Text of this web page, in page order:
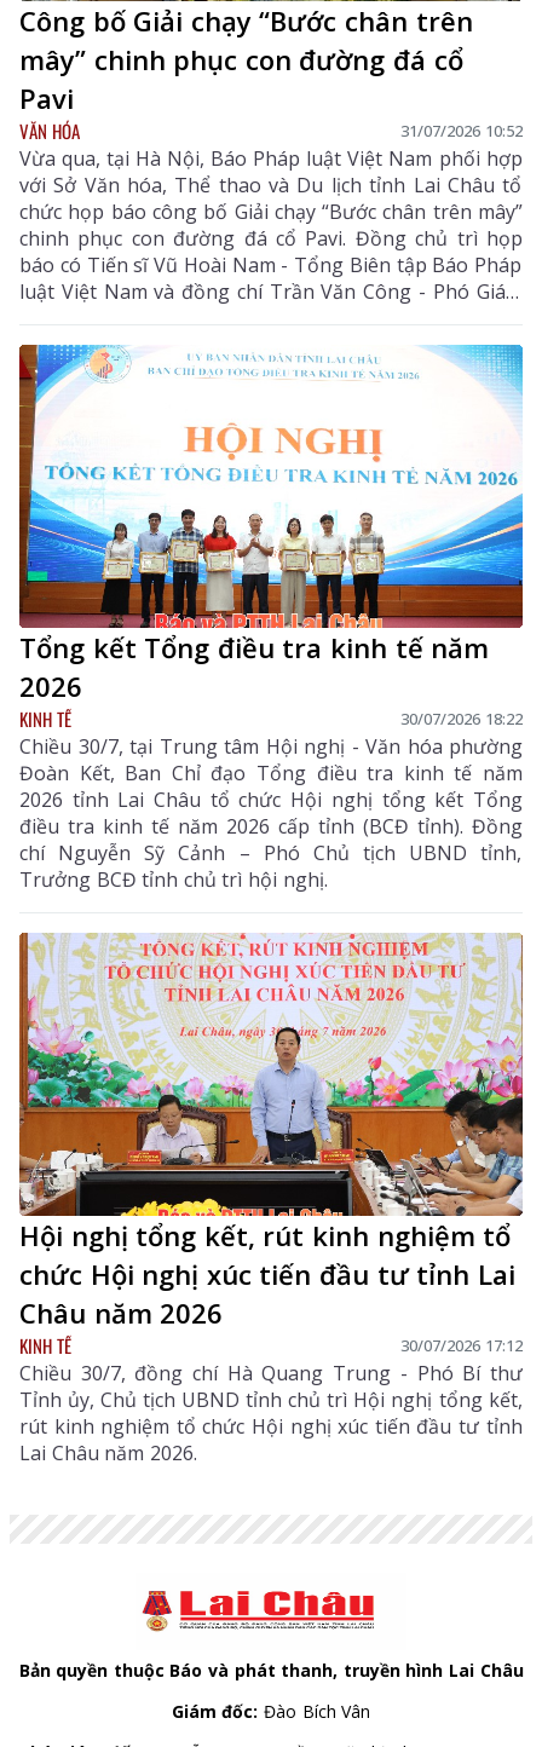
Công bố Giải chạy “Bước chân trên
mây” chinh phục con đường đá cổ
Pavi
VĂN HÓA 31/07/2026 10:52
Vừa qua, tại Hà Nội, Báo Pháp luật Việt Nam phối hợp
với Sở Văn hóa, Thể thao và Du lịch tỉnh Lai Châu tổ
chức họp báo công bố Giải chạy “Bước chân trên mây”
chinh phục con đường đá cổ Pavi. Đồng chủ trì họp
báo có Tiến sĩ Vũ Hoài Nam - Tổng Biên tập Báo Pháp
luật Việt Nam và đồng chí Trần Văn Công - Phó Giám
đốc Sở Văn hóa, Thể thao và Du lịch tỉnh Lai Châu.
Tổng kết Tổng điều tra kinh tế năm
2026
KINH TẾ 30/07/2026 18:22
Chiều 30/7, tại Trung tâm Hội nghị - Văn hóa phường
Đoàn Kết, Ban Chỉ đạo Tổng điều tra kinh tế năm
2026 tỉnh Lai Châu tổ chức Hội nghị tổng kết Tổng
điều tra kinh tế năm 2026 cấp tỉnh (BCĐ tỉnh). Đồng
chí Nguyễn Sỹ Cảnh – Phó Chủ tịch UBND tỉnh,
Trưởng BCĐ tỉnh chủ trì hội nghị.
Hội nghị tổng kết, rút kinh nghiệm tổ
chức Hội nghị xúc tiến đầu tư tỉnh Lai
Châu năm 2026
KINH TẾ 30/07/2026 17:12
Chiều 30/7, đồng chí Hà Quang Trung - Phó Bí thư
Tỉnh ủy, Chủ tịch UBND tỉnh chủ trì Hội nghị tổng kết,
rút kinh nghiệm tổ chức Hội nghị xúc tiến đầu tư tỉnh
Lai Châu năm 2026.
Bản quyền thuộc Báo và phát thanh, truyền hình Lai Châu
Giám đốc: Đào Bích Vân